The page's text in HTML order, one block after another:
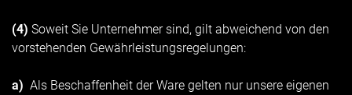
(4) Soweit Sie Unternehmer sind, gilt abweichend von den
vorstehenden Gewährleistungsregelungen:
a) Als Beschaffenheit der Ware gelten nur unsere eigenen